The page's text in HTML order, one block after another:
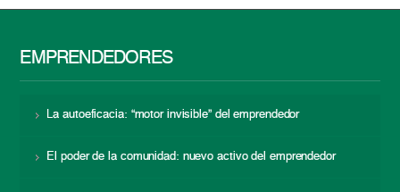
EMPRENDEDORES
La autoeficacia: “motor invisible” del emprendedor
El poder de la comunidad: nuevo activo del emprendedor